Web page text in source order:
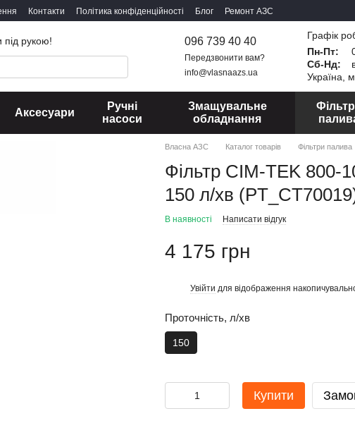
Контакти Політика конфіденційності Блог Ремонт АЗС
рукою! 096 739 40 40
Передзвонити вам?
info@vlasnaazs.ua
Графік
Пн-Пт:
Сб-Нд:
Україна,
Аксесуари
Ручні
насоси
Змащувальне
обладнання
Власна АЗС Каталог товарів Фільтри палива
Фільтр CIM-TEK 800-
150 л/хв
В наявності Написати відгук
4 175 грн
Увійти для відображення
Проточність, л/хв
150
Купити